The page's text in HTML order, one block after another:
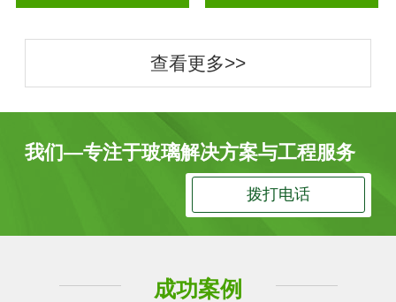
查看更多>>
我们—专注于玻璃解决方案与工程服务
拨打电话
成功案例